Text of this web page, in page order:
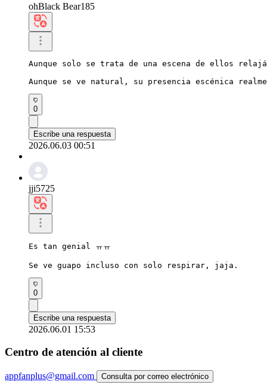
ohBlack Bear185
Aunque solo se trata de una escena de ellos
Aunque se ve natural, su presencia escénica
0
Escribe una respuesta
2026.06.03 00:51
jji5725
Es tan genial ㅠㅠ
Se ve guapo incluso con solo respirar, jaja.
0
Escribe una respuesta
2026.06.01 15:53
Centro de atención al cliente
appfanplus@gmail.com Consulta por correo electrónico